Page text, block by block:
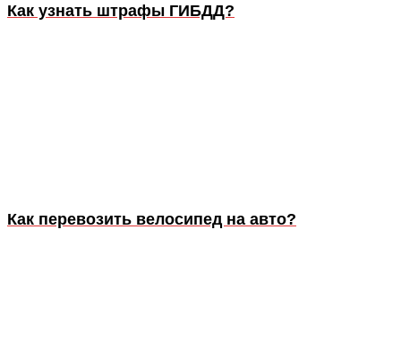
Как узнать штрафы ГИБДД?
Как перевозить велосипед на авто?